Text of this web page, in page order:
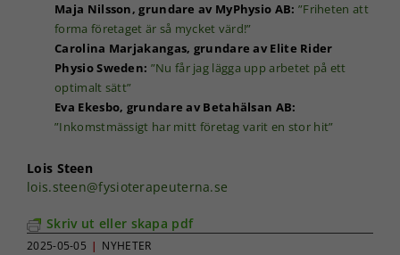
Maja Nilsson, grundare av MyPhysio AB: ”Friheten att
forma företaget är så mycket värd!”
Carolina Marjakangas, grundare av Elite Rider
Physio Sweden: ”Nu får jag lägga upp arbetet på ett
optimalt sätt”
Eva Ekesbo, grundare av Betahälsan AB:
”Inkomstmässigt har mitt företag varit en stor hit”
Lois Steen
lois.steen@fysioterapeuterna.se
Skriv ut eller skapa pdf
2025-05-05 | NYHETER